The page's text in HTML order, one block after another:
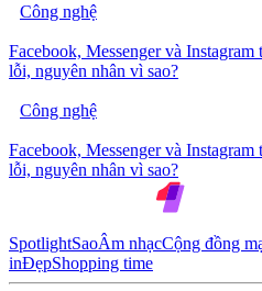
Công nghệ
Facebook, Messenger và
lỗi, nguyên nhân vì sao?
Công nghệ
Facebook, Messenger và
lỗi, nguyên nhân vì sao?
SpotlightSaoÂm nhạcCộng đồng
inĐẹpShopping time